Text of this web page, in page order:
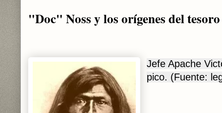
"Doc" Noss y los orígenes del tesoro
Jefe Apache
pico. (Fuente: